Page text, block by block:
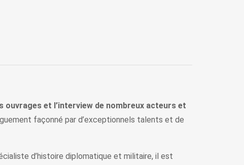
et l’interview de nombreux acteurs et
façonné par d’exceptionnels talents et de
d’histoire diplomatique et militaire, il est